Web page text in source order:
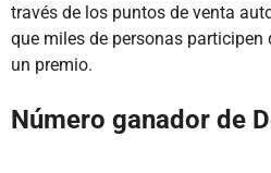
través de los puntos de venta
que miles de personas participen
un premio.
Número ganador de